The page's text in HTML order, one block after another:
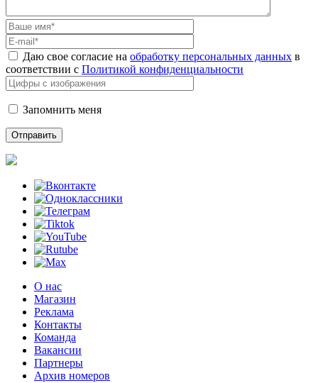
Даю свое согласие на обработку персональных данных в
соответствии с Политикой конфиденциальности
Запомнить меня
О нас
Магазин
Реклама
Контакты
Команда
Вакансии
Партнеры
Архив номеров